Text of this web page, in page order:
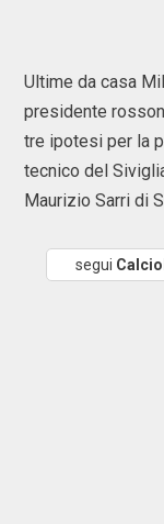
Ultime da casa
presidente
tre ipotesi per la
tecnico del
Maurizio Sarri di
segui